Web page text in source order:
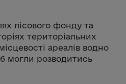
лісового фонду та
територіальних
ареалів водно
б могли розводитись